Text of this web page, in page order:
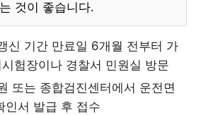
것이 좋습니다.
신 기간 만료일 6개월 전부터 가
험장이나 경찰서 민원실 방문
또는 종합검진센터에서 운전면
인서 발급 후 접수